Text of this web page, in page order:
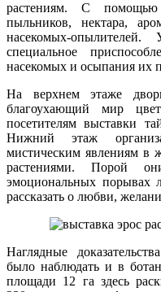
растениям. С
пыльников, нектара,
насекомых-
специальное
насекомых и осыпания их
На верхнем этаже
благоухающий мир
посетителям выставки
Нижний этаж
мистическим явлениям в
растениями. Порой
эмоциональных
рассказать о любви,
Наглядные
было наблюдать и в
площади 12 га здесь